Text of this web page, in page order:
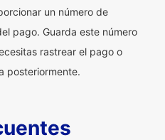
un número de
pago. Guarda este número
rastrear el pago o
posteriormente.